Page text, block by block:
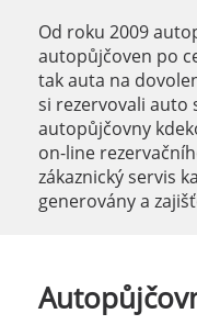
Od roku 2009
autopůjčoven po
tak auta na
si rezervovali auto
autopůjčovny
on-line
zákaznický servis
generovány a